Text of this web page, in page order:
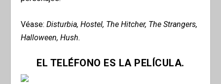
Véase:Disturbia, Hostel, The Hitcher, The Strangers,
Halloween, Hush.
EL TELÉFONO ES LA PELÍCULA.